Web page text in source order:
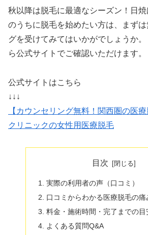
秋以降は脱毛に最適なシーズン！日
のうちに脱毛を始めたい方は、まず
グを受けてみてはいかがでしょうか
ら公式サイトでご確認いただけます。
公式サイトはこちら
↓↓↓
【カウンセリング無料！関西圏の医
クリニックの女性用医療脱毛
目次
実際の利用者の声（口コミ）
口コミからわかる医療脱毛の
料金・施術時間・完了までの目
よくある質問Q&A